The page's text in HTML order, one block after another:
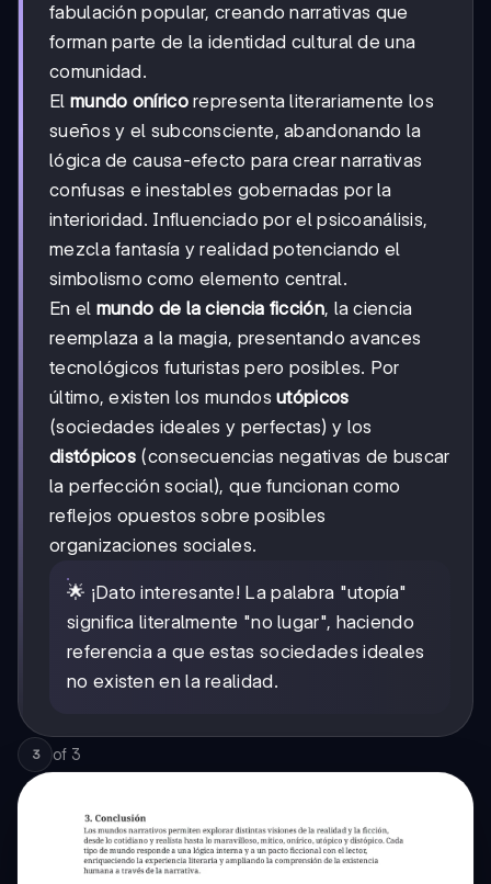
fabulación popular, creando narrativas que
forman parte de la identidad cultural de una
comunidad.
El mundo oníricorepresenta literariamente los
sueños y el subconsciente, abandonando la
lógica de causa-efecto para crear narrativas
confusas e inestables gobernadas por la
interioridad. Influenciado por el psicoanálisis,
mezcla fantasía y realidad potenciando el
simbolismo como elemento central.
En el mundo de la ciencia ficción, la ciencia
reemplaza a la magia, presentando avances
tecnológicos futuristas pero posibles. Por
último, existen los mundosutópicos
(sociedades ideales y perfectas) y los
distópicos (consecuencias negativas de buscar
la perfección social), que funcionan como
reflejos opuestos sobre posibles
organizaciones sociales.
🌟 ¡Dato interesante! La palabra "utopía"
significa literalmente "no lugar", haciendo
referencia a que estas sociedades ideales
no existen en la realidad.
3 of 3